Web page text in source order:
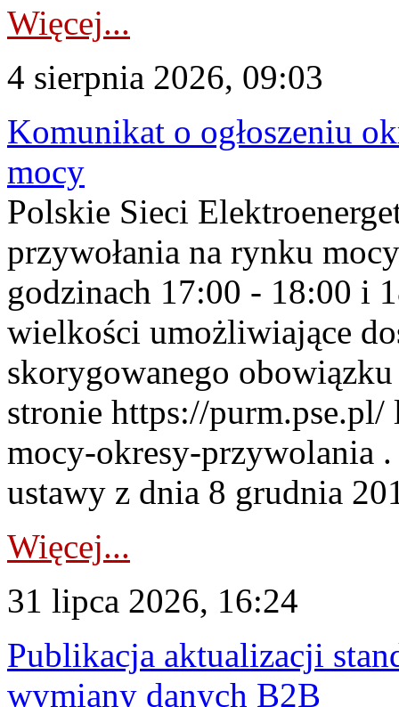
Więcej...
4 sierpnia 2026, 09:03
Komunikat o ogłoszeniu
mocy
Polskie Sieci
przywołania na rynku
godzinach 17:00 - 18:00 i
wielkości umożliwiające
skorygowanego
stronie https://
mocy-okresy-przywolania
ustawy z dnia 8 grudnia
Więcej...
31 lipca 2026, 16:24
Publikacja aktualizacji
wymiany danych B2B